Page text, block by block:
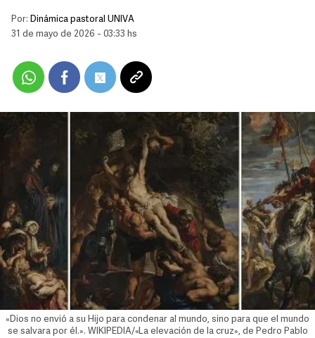
Por: Dinámica pastoral UNIVA
31 de mayo de 2026 - 03:33 hs
«Dios no envió a su Hijo para condenar al mundo, sino para que el mundo
se salvara por él.». WIKIPEDIA/«La elevación de la cruz», de Pedro Pablo